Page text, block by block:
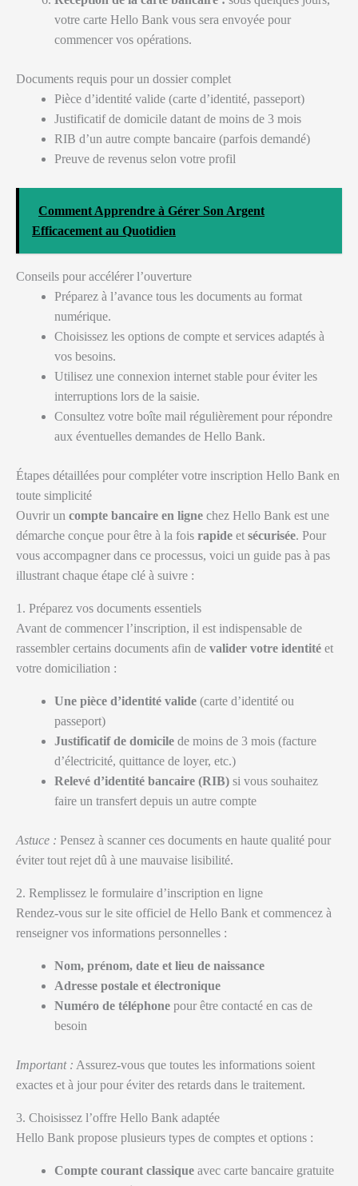
votre carte Hello Bank vous sera envoyée pour
commencer vos opérations.
Documents requis pour un dossier complet
Pièce d’identité valide (carte d’identité, passeport)
Justificatif de domicile datant de moins de 3 mois
RIB d’un autre compte bancaire (parfois demandé)
Preuve de revenus selon votre profil
Comment Apprendre à Gérer Son Argent
Efficacement au Quotidien
Conseils pour accélérer l’ouverture
Préparez à l’avance tous les documents au format
numérique.
Choisissez les options de compte et services adaptés à
vos besoins.
Utilisez une connexion internet stable pour éviter les
interruptions lors de la saisie.
Consultez votre boîte mail régulièrement pour répondre
aux éventuelles demandes de Hello Bank.
Étapes détaillées pour compléter votre inscription Hello Bank en
toute simplicité
Ouvrir un compte bancaire en ligne chez Hello Bank est une
démarche conçue pour être à la fois rapide et sécurisée. Pour
vous accompagner dans ce processus, voici un guide pas à pas
illustrant chaque étape clé à suivre :
1. Préparez vos documents essentiels
Avant de commencer l’inscription, il est indispensable de
rassembler certains documents afin de valider votre identité et
votre domiciliation :
Une pièce d’identité valide (carte d’identité ou
passeport)
Justificatif de domicile de moins de 3 mois (facture
d’électricité, quittance de loyer, etc.)
Relevé d’identité bancaire (RIB) si vous souhaitez
faire un transfert depuis un autre compte
Astuce : Pensez à scanner ces documents en haute qualité pour
éviter tout rejet dû à une mauvaise lisibilité.
2. Remplissez le formulaire d’inscription en ligne
Rendez-vous sur le site officiel de Hello Bank et commencez à
renseigner vos informations personnelles :
Nom, prénom, date et lieu de naissance
Adresse postale et électronique
Numéro de téléphone pour être contacté en cas de
besoin
Important : Assurez-vous que toutes les informations soient
exactes et à jour pour éviter des retards dans le traitement.
3. Choisissez l’offre Hello Bank adaptée
Hello Bank propose plusieurs types de comptes et options :
Compte courant classique avec carte bancaire gratuite